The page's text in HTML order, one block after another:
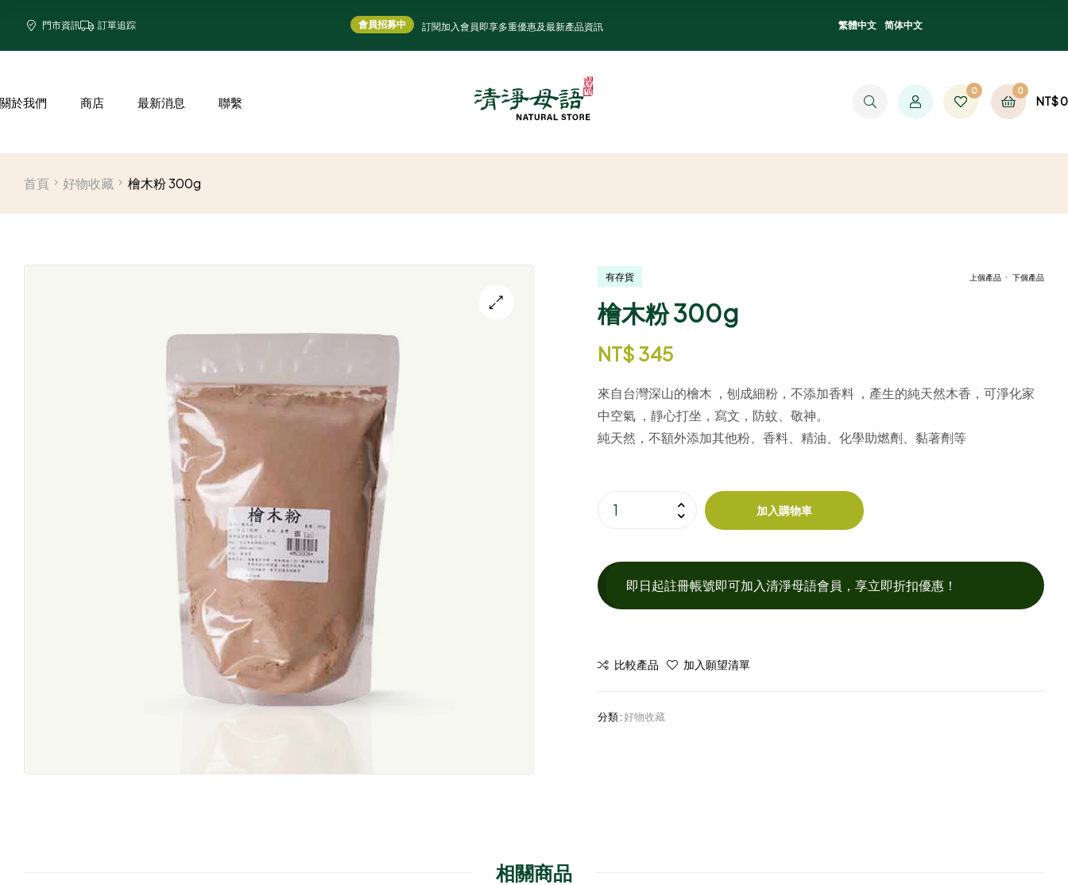
門市資訊 訂單追踪 會員招募中 訂閱加入會員即享多重優惠及最新產品資訊 繁體中文 简体中文
於我們 商店 最新消息 聯繫
0 0
NT$0
首頁 好物收藏 檜木粉 300g
上個產品 下個產品
有存貨
檜木粉 300g
NT$ 345
來自台灣深山的檜木 ，刨成細粉，不添加香料 ，產生的純天然木香，可淨化家
中空氣 ，靜心打坐，寫文，防蚊、敬神。
純天然，不額外添加其他粉、香料、精油、化學助燃劑、黏著劑等
加入購物車
即日起註冊帳號即可加入清淨母語會員，享立即折扣優惠！
比較產品 加入願望清單
分類 : 好物收藏
相關商品